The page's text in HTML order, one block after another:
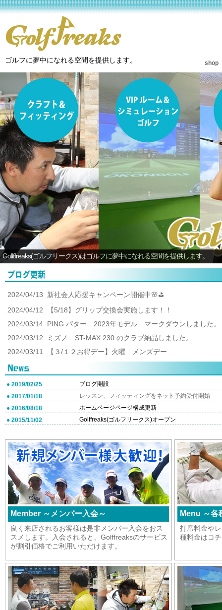
ゴルフに夢中になれる空間を提供します。 shop
Gollffreaks(ゴルフリークス)はゴルフに夢中になれる空間を提供します。
2024/04/13 新社会人応援キャンペーン開催中🌸⛳
2024/04/12 【5/18】グリップ交換会実施します！！
2024/03/14 PING パター 2023年モデル マークダウンしました。
2024/03/12 ミズノ ST-MAX 230 のクラブ納品しました。
2024/03/11 【３/１２お得デー】火曜 メンズデー
● 2019/02/25
ブログ開設
● 2017/01/18
レッスン、フィッティングをネット予約受付開始
● 2016/08/18
ホームページページ構成更新
● 2015/11/02
Golffreaks(ゴルフリークス)オープン
Member ～メンバー入会～
良く来店されるお客様は是非メンバー入会をおス
スメします。入会されると、Golffreaksのサービス
が割引価格でご利用いただけます。
Menu ～各
打席料金や
種料金はコ